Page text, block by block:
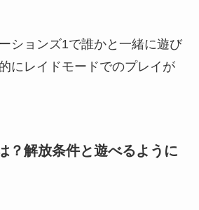
ションズ1で誰かと一緒に遊び
にレイドモードでのプレイが
？解放条件と遊べるように